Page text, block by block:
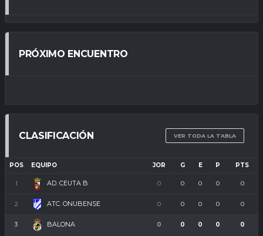
PRÓXIMO ENCUENTRO
CLASIFICACIÓN VER TODA LA TABLA
POS EQUIPO JOR G E P PTS
1 AD. CEUTA B 0 0 0 0 0
2 ATC. ONUBENSE 0 0 0 0 0
3 BALONA 0 0 0 0 0